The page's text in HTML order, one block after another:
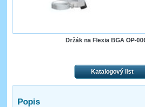
Držák na Flexia BGA OP-
Katalogový list
Popis